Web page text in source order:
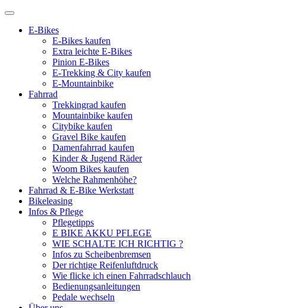
E-Bikes
E-Bikes kaufen
Extra leichte E-Bikes
Pinion E-Bikes
E-Trekking & City kaufen
E-Mountainbike
Fahrrad
Trekkingrad kaufen
Mountainbike kaufen
Citybike kaufen
Gravel Bike kaufen
Damenfahrrad kaufen
Kinder & Jugend Räder
Woom Bikes kaufen
Welche Rahmenhöhe?
Fahrrad & E-Bike Werkstatt
Bikeleasing
Infos & Pflege
Pflegetipps
E BIKE AKKU PFLEGE
WIE SCHALTE ICH RICHTIG ?
Infos zu Scheibenbremsen
Der richtige Reifenluftdruck
Wie flicke ich einen Fahrradschlauch
Bedienungsanleitungen
Pedale wechseln